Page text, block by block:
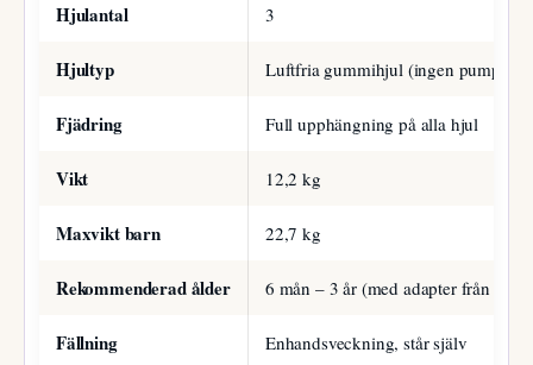
Hjulantal 3
Hjultyp Luftfria gummihjul (ingen
Fjädring Full upphängning på alla hjul
Vikt 12,2 kg
Maxvikt barn 22,7 kg
Rekommenderad ålder 6 mån – 3 år (med adapter från
Fällning Enhandsveckning, står själv